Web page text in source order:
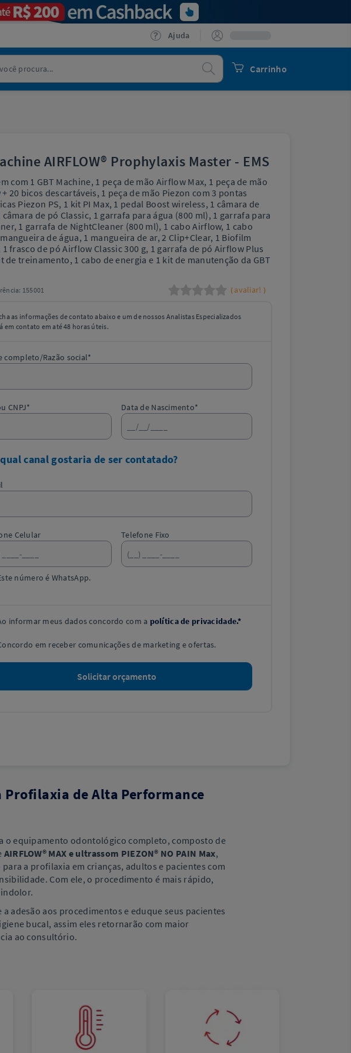
Ajuda
Carrinho
Procurar
AIRFLOW® Prophylaxis Master - EMS
com 1 GBT Machine, 1 peça de mão Airflow Max, 1 peça de mão
20 bicos descartáveis, 1 peça de mão Piezon com 3 pontas
Piezon PS, 1 kit PI Max, 1 pedal Boost wireless, 1 câmara de
câmara de pó Classic, 1 garrafa para água (800 ml), 1 garrafa para
1 garrafa de NightCleaner (800 ml), 1 cabo Airflow, 1 cabo
de água, 1 mangueira de ar, 2 Clip+Clear, 1 Biofilm
1 frasco de pó Airflow Classic 300 g, 1 garrafa de pó Airflow Plus
de treinamento, 1 cabo de energia e 1 kit de manutenção da GBT
155001 ( avaliar! )
as informações de contato abaixo e um de nossos Analistas Especializados
em contato em até 48 horas úteis.
completo/Razão social*
CNPJ* Data de Nascimento*
canal gostaria de ser contatado?
Celular
número é WhatsApp.
Telefone Fixo
informar meus dados concordo com a política de privacidade.*
em receber comunicações de marketing e ofertas.
Solicitar orçamento
Profilaxia de Alta Performance
o equipamento odontológico completo, composto de
AIRFLOW® MAX e ultrassom PIEZON® NO PAIN Max,
a profilaxia em crianças, adultos e pacientes com
Com ele, o procedimento é mais rápido,
a adesão aos procedimentos e eduque seus pacientes
bucal, assim eles retornarão com maior
ao consultório.